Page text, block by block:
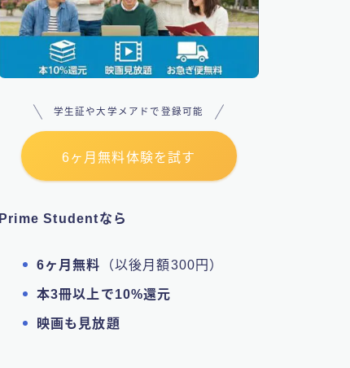
学生証や大学メアドで登録可能
6ヶ月無料体験を試す
Prime Studentなら
6ヶ月無料 （以後月額300円）
本3冊以上で10%還元
映画も見放題